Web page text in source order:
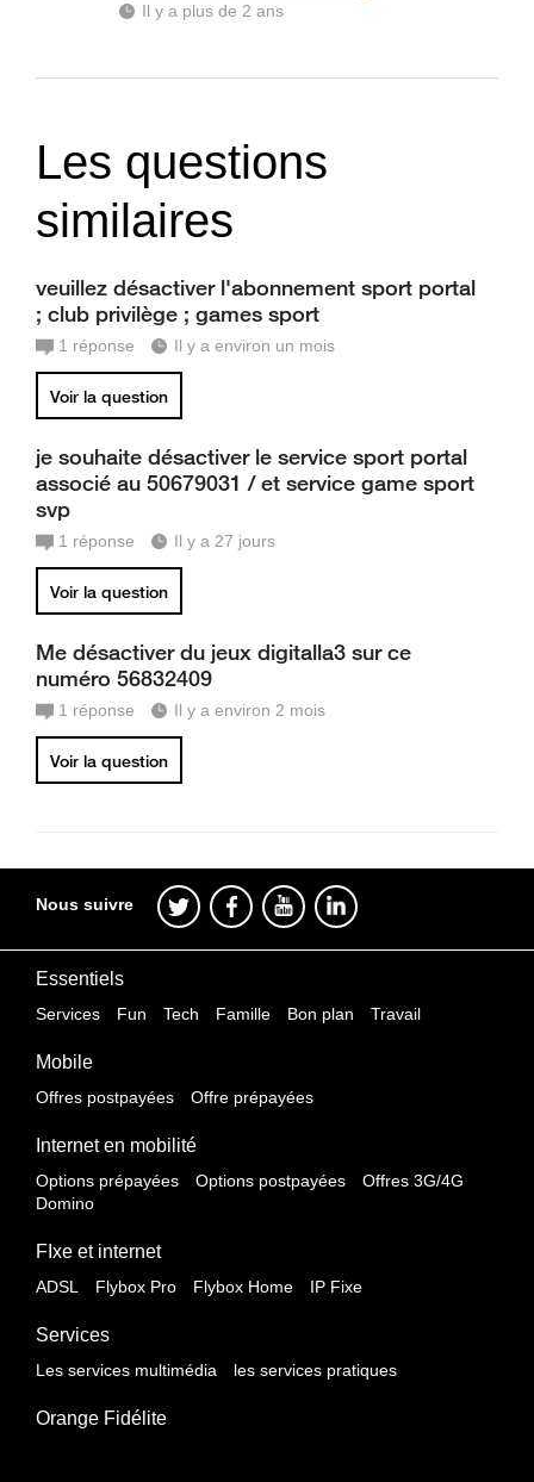
Il y a plus de 2 ans
Les questions
similaires
veuillez désactiver l'abonnement sport portal
; club privilège ; games sport
1 réponse Il y a environ un mois
Voir la question
je souhaite désactiver le service sport portal
associé au 50679031 / et service game sport
svp
1 réponse Il y a 27 jours
Voir la question
Me désactiver du jeux digitalla3 sur ce
numéro 56832409
1 réponse Il y a environ 2 mois
Voir la question
Nous suivre
Essentiels
Services Fun Tech Famille Bon plan Travail
Mobile
Offres postpayées Offre prépayées
Internet en mobilité
Options prépayées Options postpayées
Offres 3G/4G
Domino
FIxe et internet
ADSL Flybox Pro Flybox Home IP Fixe
Services
Les services multimédia les services pratiques
Orange Fidélite